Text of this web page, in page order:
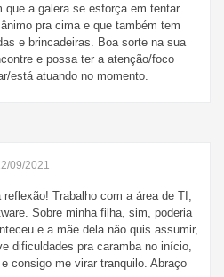
que a galera se esforça em tentar
pra cima e que também tem
e brincadeiras. Boa sorte na sua
e possa ter a atenção/foco
está atuando no momento.
09/2021
Trabalho com a área de TI,
Sobre minha filha, sim, poderia
e a mãe dela não quis assumir,
dificuldades pra caramba no início,
consigo me virar tranquilo. Abraço